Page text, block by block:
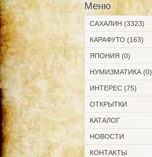
Меню
САХАЛИН (3323)
КАРАФУТО (163)
ЯПОНИЯ (0)
НУМИЗМАТИКА (0)
ИНТЕРЕС (75)
ОТКРЫТКИ
КАТАЛОГ
НОВОСТИ
КОНТАКТЫ